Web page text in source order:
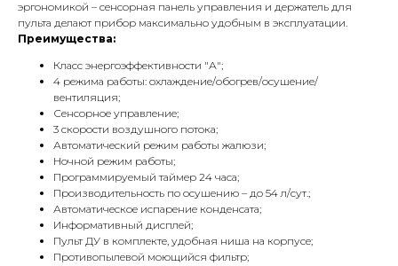
эргономикой – сенсорная панель управления и держатель для
пульта делают прибор максимально удобным в эксплуатации.
Преимущества:
Класс энергоэффективности "А";
4 режима работы: охлаждение/обогрев/осушение/
вентиляция;
Сенсорное управление;
3 скорости воздушного потока;
Автоматический режим работы жалюзи;
Ночной режим работы;
Программируемый таймер 24 часа;
Производительность по осушению – до 54 л/сут.;
Автоматическое испарение конденсата;
Информативный дисплей;
Пульт ДУ в комплекте, удобная ниша на корпусе;
Противопылевой моющийся фильтр;